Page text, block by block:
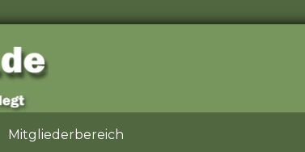
Mitgliederbereich